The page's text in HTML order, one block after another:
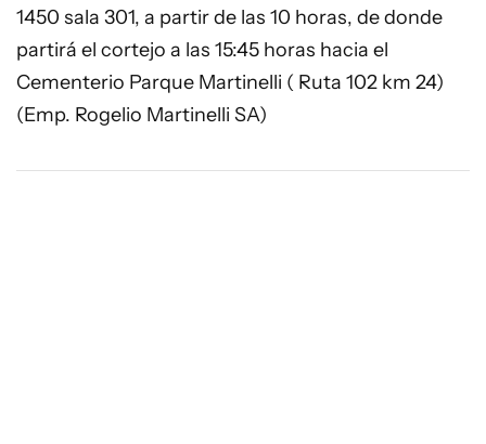
1450 sala 301, a partir de las 10 horas, de donde
partirá el cortejo a las 15:45 horas hacia el
Cementerio Parque Martinelli ( Ruta 102 km 24)
(Emp. Rogelio Martinelli SA)